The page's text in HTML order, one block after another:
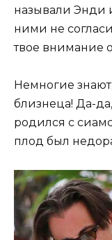
называли Энди
ними не
твое внимание
Немногие
близнеца! Да-
родился с
плод был